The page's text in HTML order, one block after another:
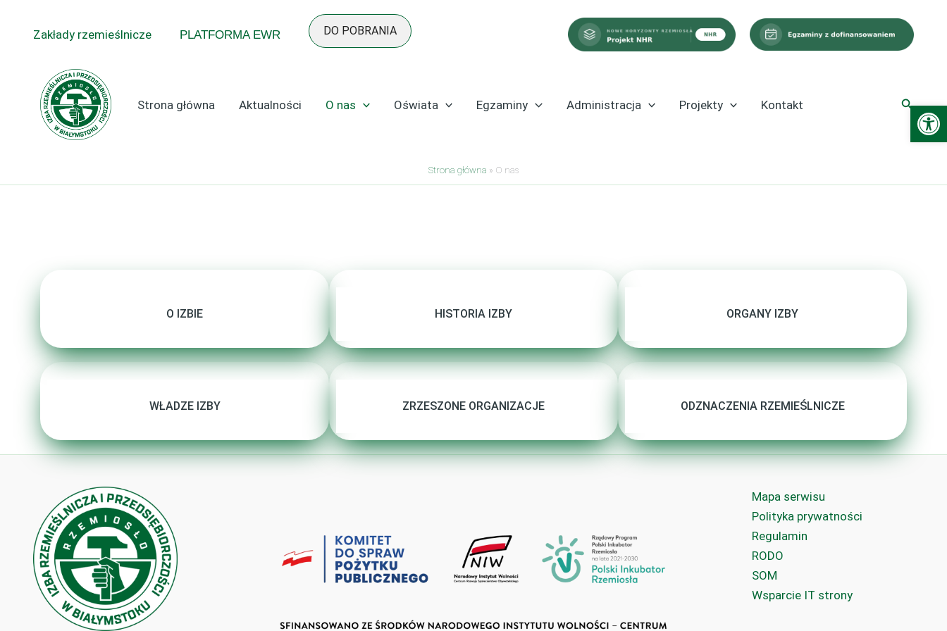
Zakłady rzemieślnicze PLATFORMA EWR DO POBRANIA
Strona główna Aktualności O nas Oświata Egzaminy Administracja Projekty Kontakt Szukaj
Strona główna » O nas
O IZBIE HISTORIA IZBY ORGANY IZBY
WŁADZE IZBY ZRZESZONE ORGANIZACJE ODZNACZENIA RZEMIEŚLNICZE
Mapa serwisu
Polityka prywatności
Regulamin
RODO
SOM
Wsparcie IT strony